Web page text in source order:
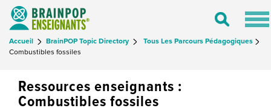
Toggle
Accueil BrainPOP Topic Directory
Tous Les Parcours Pédagogiques
Combustibles fossiles
Ressources enseignants :
Combustibles fossiles